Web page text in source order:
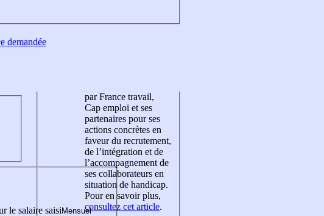
demandée
le salaire saisi
par France travail,
Cap emploi et ses
partenaires pour ses
actions concrètes en
faveur du recrutement,
de l’intégration et de
l’accompagnement de
ses collaborateurs en
situation de handicap.
Pour en savoir plus,
consultez cet article.